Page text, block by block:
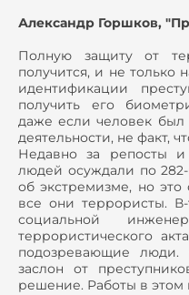
Александр Горшков,
Полную защиту от
получится, и не только
идентификации
получить его
даже если человек был
деятельности, не факт,
Недавно за репосты
людей осуждали по 282-
об экстремизме, но это
все они террористы.
социальной
террористического
подозревающие люди.
заслон от
решение. Работы в этом